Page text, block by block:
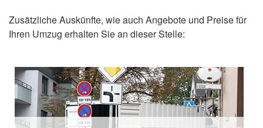
Zusätzliche Auskünfte, wie auch Angebote und Preise für
Ihren Umzug erhalten Sie an dieser Stelle: